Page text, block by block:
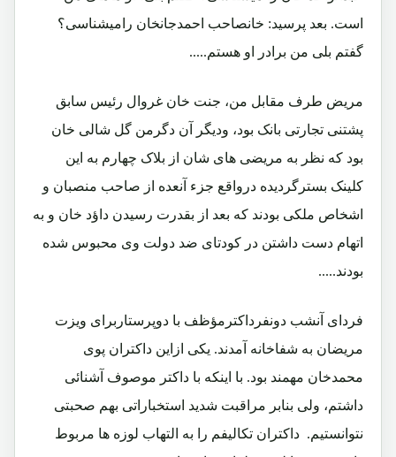
است. بعد پرسید: خانصاحب احمدجانخان رامیشناسی؟
گفتم بلی من برادر او هستم.....
مریض طرف مقابل من، جنت خان غروال رئیس سابق
پشتنی تجارتی بانک بود، ودیگر آن دگرمن گل شالی خان
بود که نظر به مریضی های شان از بلاک چهارم به این
کلینک بسترگردیده درواقع جزء آنعده از صاحب منصبان و
اشخاص ملکی بودند که بعد از بقدرت رسیدن داؤد خان و به
اتهام دست داشتن در کودتای ضد دولت وی محبوس شده
بودند.....
فردای آنشب دونفرداکترمؤظف با دوپرستاربرای ویزت
مریضان به شفاخانه آمدند. یکی ازاین داکتران پوی
محمدخان مهمند بود. با اینکه با داکتر موصوف آشنائی
داشتم، ولی بنابر مراقبت شدید استخباراتی بهم صحبتی
نتوانستیم. داکتران تکالیفم را به التهاب لوزه ها مربوط